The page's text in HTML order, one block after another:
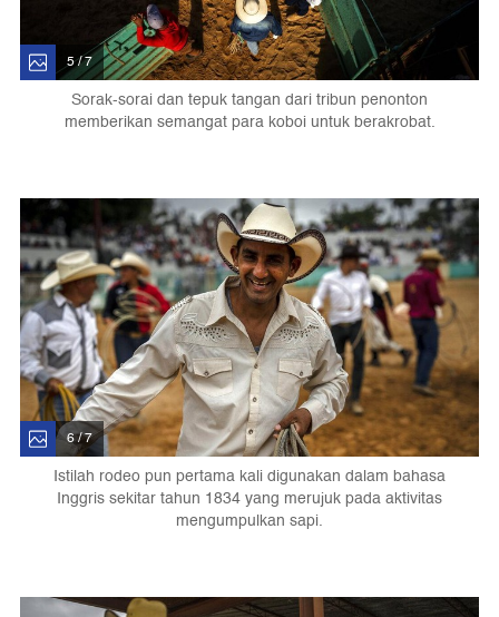
5 / 7
Sorak-sorai dan tepuk tangan dari tribun penonton
memberikan semangat para koboi untuk berakrobat.
6 / 7
Istilah rodeo pun pertama kali digunakan dalam bahasa
Inggris sekitar tahun 1834 yang merujuk pada aktivitas
mengumpulkan sapi.